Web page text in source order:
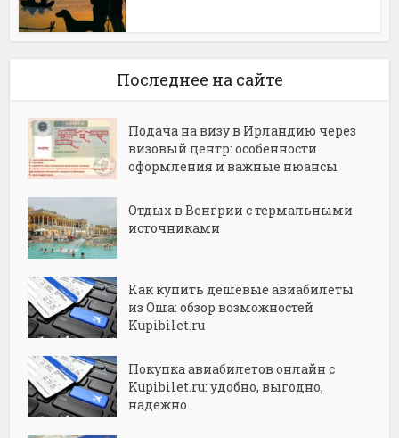
Последнее на сайте
Подача на визу в Ирландию через
визовый центр: особенности
оформления и важные нюансы
Отдых в Венгрии с термальными
источниками
Как купить дешёвые авиабилеты
из Оша: обзор возможностей
Kupibilet.ru
Покупка авиабилетов онлайн с
Kupibilet.ru: удобно, выгодно,
надежно